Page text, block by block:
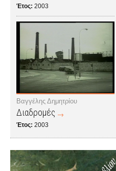
Έτος: 2003
Βαγγέλης Δημητρίου
Διαδρομές
Έτος: 2003